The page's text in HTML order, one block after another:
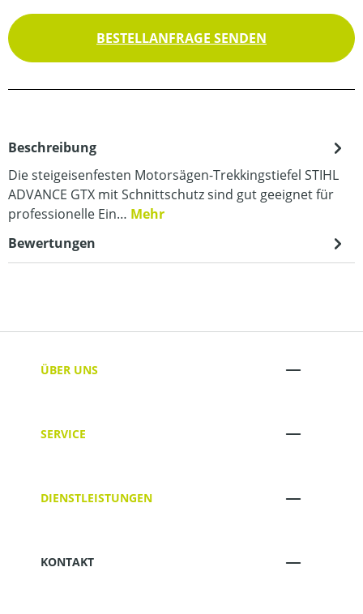
BESTELLANFRAGE SENDEN
Beschreibung
Die steigeisenfesten Motorsägen-Trekkingstiefel STIHL
ADVANCE GTX mit Schnittschutz sind gut geeignet für
professionelle Ein… Mehr
Bewertungen
ÜBER UNS
SERVICE
DIENSTLEISTUNGEN
KONTAKT